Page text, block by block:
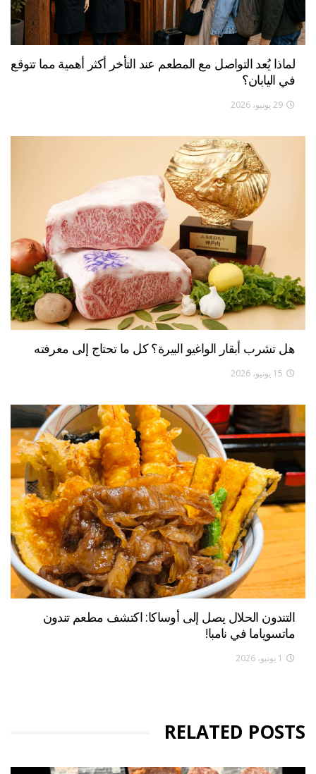
لماذا يُعد التواصل مع المطعم عند التأخر أكثر أهمية مما تتوقع
في اليابان؟
29 يونيو، 2026
هل تشرب أبقار الواغيو البيرة؟ كل ما تحتاج إلى معرفته
15 يونيو، 2026
التندون الحلال يصل إلى أوساكا: اكتشف مطعم تندون
ماتسوياما في نامبا!
1 يونيو، 2026
RELATED POSTS